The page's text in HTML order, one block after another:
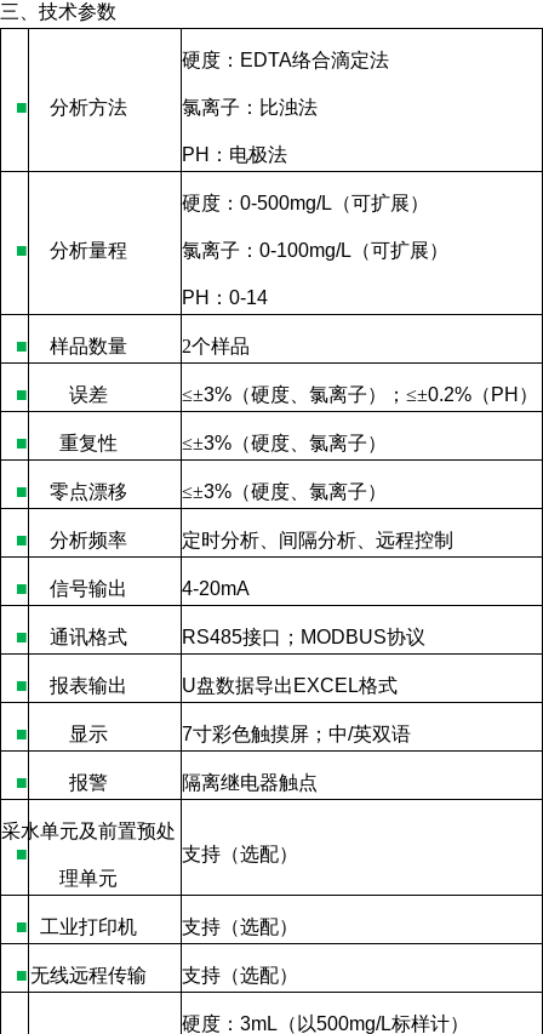
三、技术参数
■ 分析方法
硬度： EDTA络合滴定法
氯离子：比浊法
PH ：电极法
■ 分析量程
硬度： 0-500mg/L （可扩展）
氯离子： 0-100mg/L （可扩展）
PH ： 0-14
■ 样品数量 2个样品
■ 误差 ≤±3% （硬度、氯离子）； ≤±0.2% （ PH ）
■ 重复性 ≤±3% （硬度、氯离子）
■ 零点漂移 ≤±3% （硬度、氯离子）
■ 分析频率 定时分析、间隔分析、远程控制
■ 信号输出 4-20mA
■ 通讯格式 RS485接口； MODBUS协议
■ 报表输出 U盘数据导出 EXCEL格式
■ 显示 7寸彩色触摸屏；中/英双语
■ 报警 隔离继电器触点
■
采水单元及前置预处
理单元
支持（选配）
■ 工业打印机 支持（选配）
■ 无线远程传输 支持（选配）
硬度： 3mL （以500mg/L标样计）